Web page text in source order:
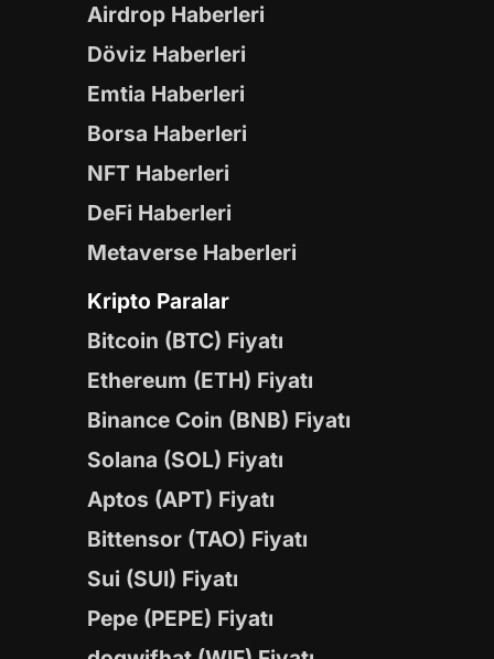
Airdrop Haberleri
Döviz Haberleri
Emtia Haberleri
Borsa Haberleri
NFT Haberleri
DeFi Haberleri
Metaverse Haberleri
Kripto Paralar
Bitcoin (BTC) Fiyatı
Ethereum (ETH) Fiyatı
Binance Coin (BNB) Fiyatı
Solana (SOL) Fiyatı
Aptos (APT) Fiyatı
Bittensor (TAO) Fiyatı
Sui (SUI) Fiyatı
Pepe (PEPE) Fiyatı